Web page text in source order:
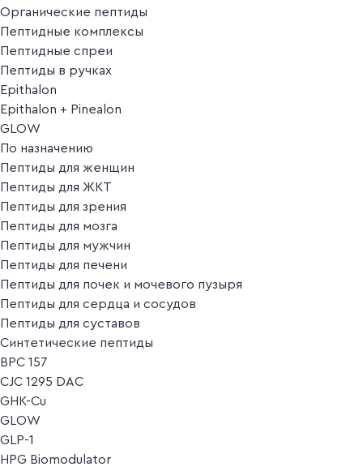
Органические пептиды
Пептидные комплексы
Пептидные спреи
Пептиды в ручках
Epithalon
Epithalon + Pinealon
GLOW
По назначению
Пептиды для женщин
Пептиды для ЖКТ
Пептиды для зрения
Пептиды для мозга
Пептиды для мужчин
Пептиды для печени
Пептиды для почек и мочевого пузыря
Пептиды для сердца и сосудов
Пептиды для суставов
Синтетические пептиды
BPC 157
CJC 1295 DAC
GHK-Cu
GLOW
GLP-1
HPG Biomodulator